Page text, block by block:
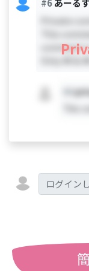
#6あーる
Private
This
comment
This